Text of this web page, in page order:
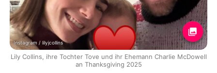
Instagram / lilyjcollins
Lily Collins, ihre Tochter Tove und ihr Ehemann Charlie McDowell
an Thanksgiving 2025